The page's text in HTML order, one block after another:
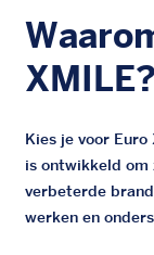
XMILE?
Kies je voor
is ontwikkeld om
verbeterde
werken en